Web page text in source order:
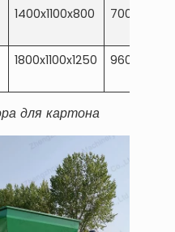
1400x1100x800
1800x1100x1250
для картона